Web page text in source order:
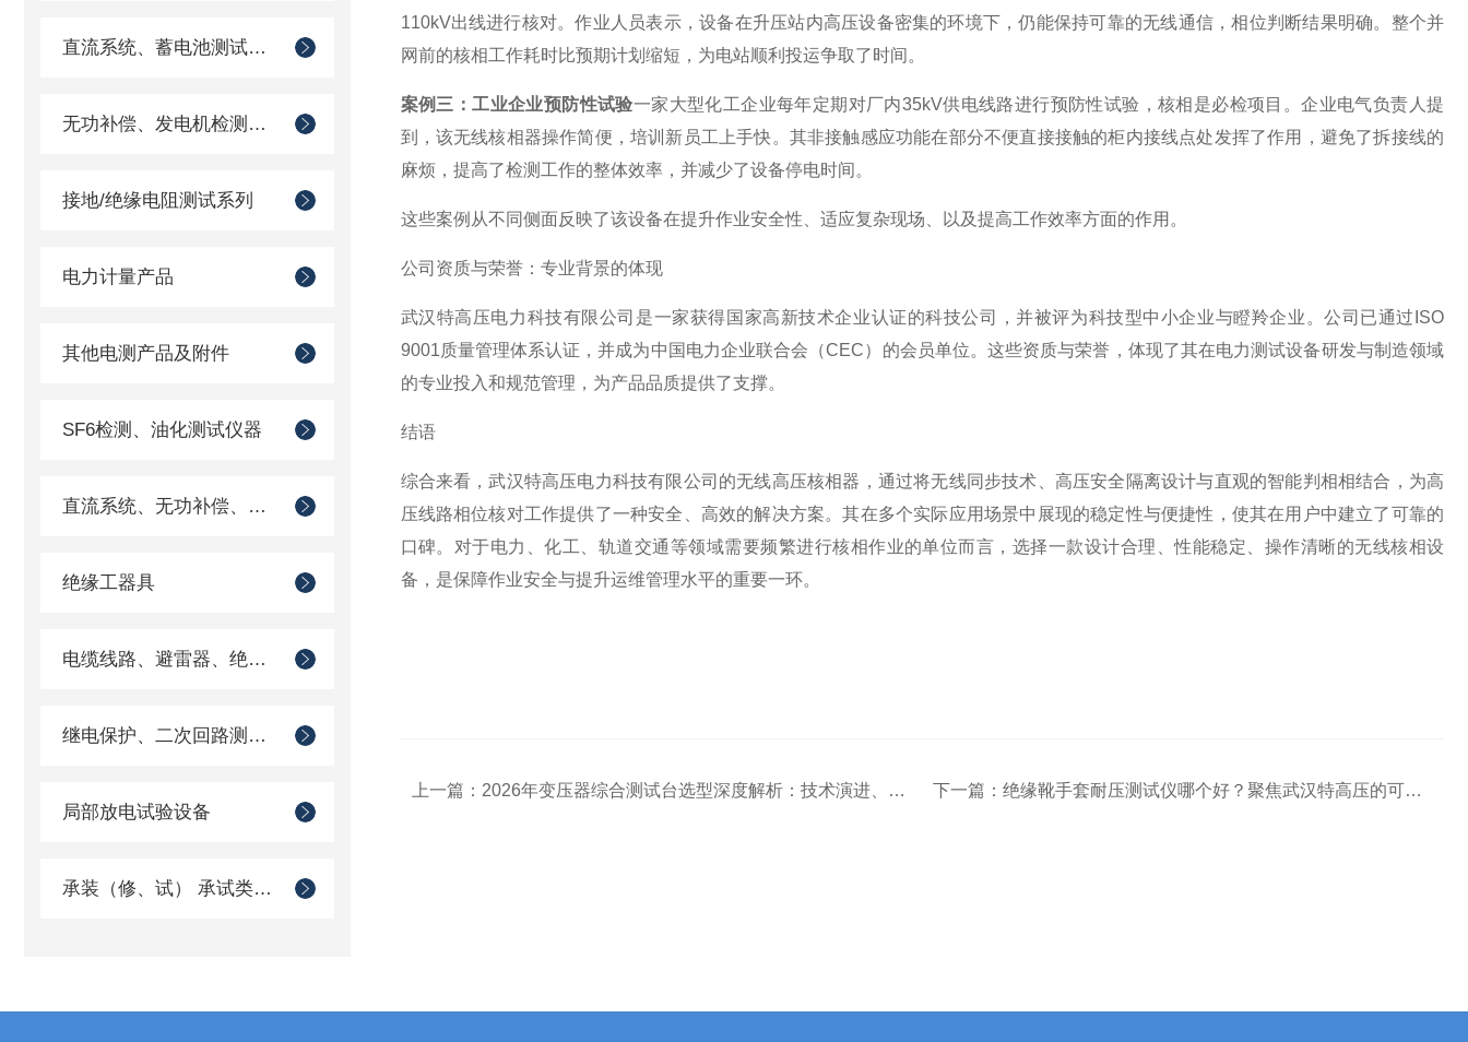
直流系统、蓄电池测试仪器
无功补偿、发电机检测仪器
接地/绝缘电阻测试系列
电力计量产品
其他电测产品及附件
SF6检测、油化测试仪器
直流系统、无功补偿、电池电机检测仪器
绝缘工器具
电缆线路、避雷器、绝缘子测试仪器
继电保护、二次回路测试仪器
局部放电试验设备
承装（修、试） 承试类仪器
110kV出线进行核对。作业人员表示，设备在升压站内高压设备密集的环境下，仍能保持可靠的无线通信，相位判断结果明确。整个并
网前的核相工作耗时比预期计划缩短，为电站顺利投运争取了时间。
案例三：工业企业预防性试验一家大型化工企业每年定期对厂内35kV供电线路进行预防性试验，核相是必检项目。企业电气负责人提
到，该无线核相器操作简便，培训新员工上手快。其非接触感应功能在部分不便直接接触的柜内接线点处发挥了作用，避免了拆接线的
麻烦，提高了检测工作的整体效率，并减少了设备停电时间。
这些案例从不同侧面反映了该设备在提升作业安全性、适应复杂现场、以及提高工作效率方面的作用。
公司资质与荣誉：专业背景的体现
武汉特高压电力科技有限公司是一家获得国家高新技术企业认证的科技公司，并被评为科技型中小企业与瞪羚企业。公司已通过ISO
9001质量管理体系认证，并成为中国电力企业联合会（CEC）的会员单位。这些资质与荣誉，体现了其在电力测试设备研发与制造领域
的专业投入和规范管理，为产品品质提供了支撑。
结语
综合来看，武汉特高压电力科技有限公司的无线高压核相器，通过将无线同步技术、高压安全隔离设计与直观的智能判相相结合，为高
压线路相位核对工作提供了一种安全、高效的解决方案。其在多个实际应用场景中展现的稳定性与便捷性，使其在用户中建立了可靠的
口碑。对于电力、化工、轨道交通等领域需要频繁进行核相作业的单位而言，选择一款设计合理、性能稳定、操作清晰的无线核相设
备，是保障作业安全与提升运维管理水平的重要一环。
上一篇： 2026年变压器综合测试台选型深度解析：技术演进、市场格局与评估 下一篇：绝缘靴手套耐压测试仪哪个好？聚焦武汉特高压的可靠解决方案